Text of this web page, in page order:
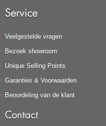
Service
Veelgestelde vragen
Bezoek showroom
Unique Selling Points
Garanties & Voorwaarden
Beoordeling van de klant
Contact